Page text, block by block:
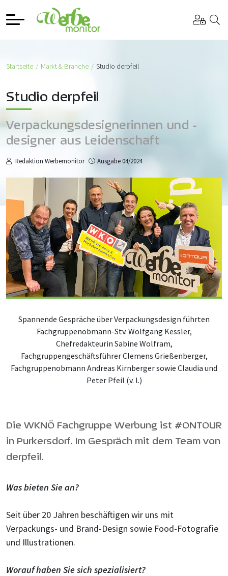
Startseite Markt & Branche Studio derpfeil
Studio derpfeil
Verpackungsdesignerinnen und -
designer aus Leidenschaft
Redaktion Werbemonitor Ausgabe 04/2024
Spannende Gespräche über Verpackungsdesign führten
Fachgruppenobmann-Stv. Wolfgang Kessler,
Chefredakteurin Sabine Wolfram,
Fachgruppengeschäftsführer Clemens Grießenberger,
Fachgruppenobmann Andreas Kirnberger sowie Claudia und
Peter Pfeil (v. l.)
Die WKNÖ Fachgruppe Werbung ist #ONTOUR
in Purkersdorf. Im Gespräch mit dem Team von
derpfeil.
Was bieten Sie an?
Seit über 20 Jahren beschäftigen wir uns mit
Verpackungs- und Brand-Design sowie Food-Fotografie
und Illustrationen.
Worauf haben Sie sich spezialisiert?